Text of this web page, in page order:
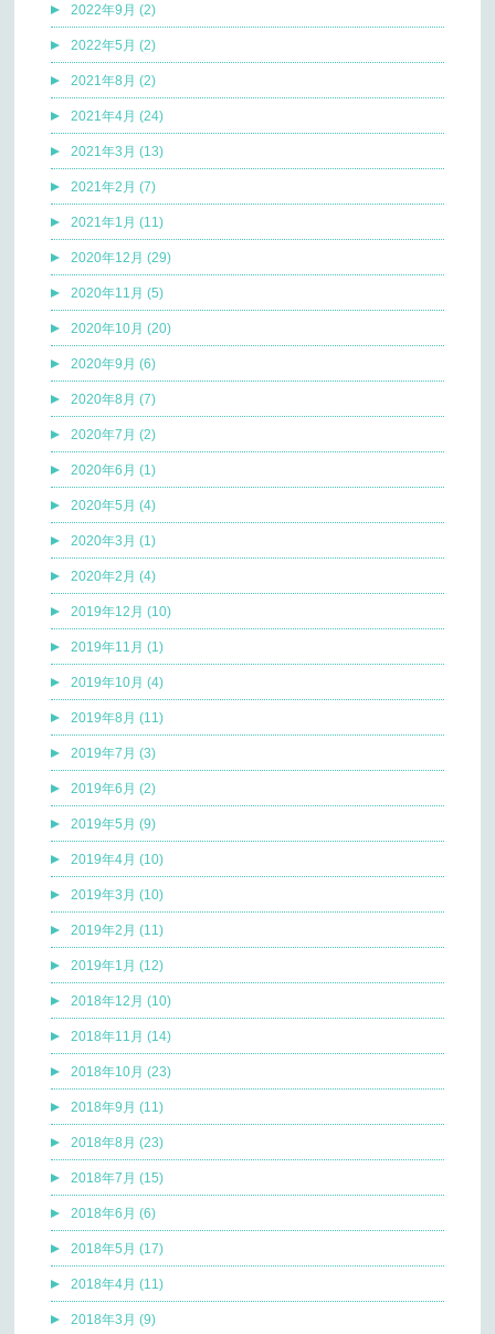
2022年9月 (2)
2022年5月 (2)
2021年8月 (2)
2021年4月 (24)
2021年3月 (13)
2021年2月 (7)
2021年1月 (11)
2020年12月 (29)
2020年11月 (5)
2020年10月 (20)
2020年9月 (6)
2020年8月 (7)
2020年7月 (2)
2020年6月 (1)
2020年5月 (4)
2020年3月 (1)
2020年2月 (4)
2019年12月 (10)
2019年11月 (1)
2019年10月 (4)
2019年8月 (11)
2019年7月 (3)
2019年6月 (2)
2019年5月 (9)
2019年4月 (10)
2019年3月 (10)
2019年2月 (11)
2019年1月 (12)
2018年12月 (10)
2018年11月 (14)
2018年10月 (23)
2018年9月 (11)
2018年8月 (23)
2018年7月 (15)
2018年6月 (6)
2018年5月 (17)
2018年4月 (11)
2018年3月 (9)